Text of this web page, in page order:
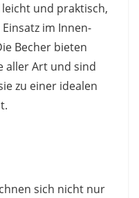
und praktisch,
im Innen-
Becher bieten
aller Art und sind
zu einer idealen
sich nicht nur